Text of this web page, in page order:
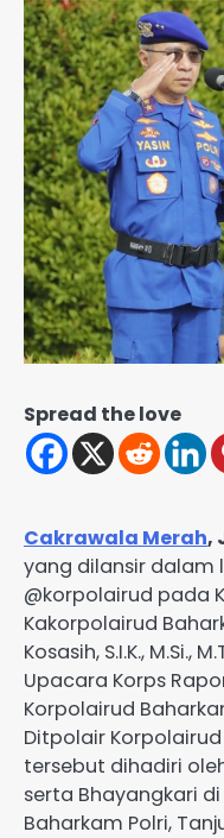
Spread the love
Cakrawala Merah,
yang dilansir
@korpolairud pada
Kakorpolairud
Kosasih, S.I.K., M.Si.,
Upacara Korps
Korpolairud
Ditpolair
tersebut dihadiri
serta Bhayangkari
Baharkam Polri,